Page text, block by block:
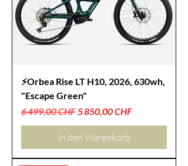
⚡Orbea Rise LT H10, 2026, 630wh,
"Escape Green"
Standardpreis
6 499,00 CHF Sale-Preis
5 850,00 CHF
In den Warenkorb